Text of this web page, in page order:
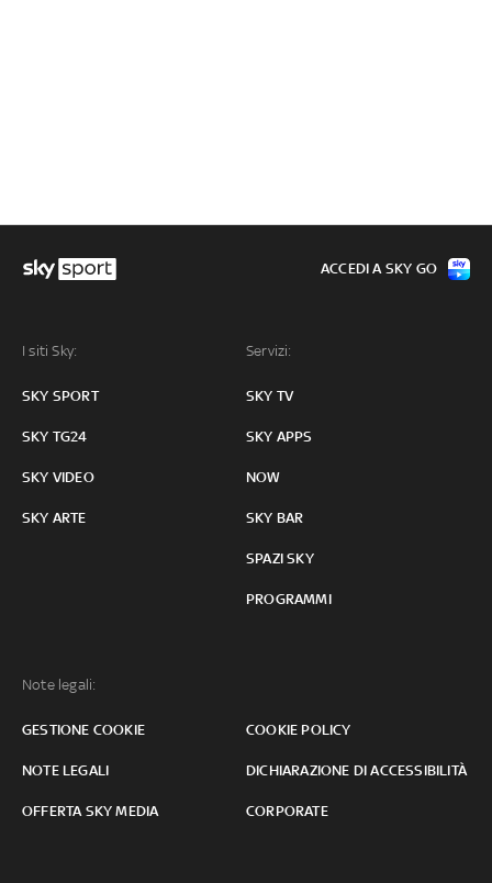
I siti Sky:
SKY SPORT
SKY TG24
SKY VIDEO
SKY ARTE
Servizi:
SKY TV
SKY APPS
NOW
SKY BAR
SPAZI SKY
PROGRAMMI
Note legali:
GESTIONE COOKIE COOKIE POLICY
NOTE LEGALI DICHIARAZIONE DI ACCESSIBILITÀ
OFFERTA SKY MEDIA CORPORATE
ACCEDI A SKY GO